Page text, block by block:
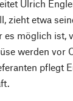
Ulrich
zieht etwa
es möglich ist,
werden vor
pflegt